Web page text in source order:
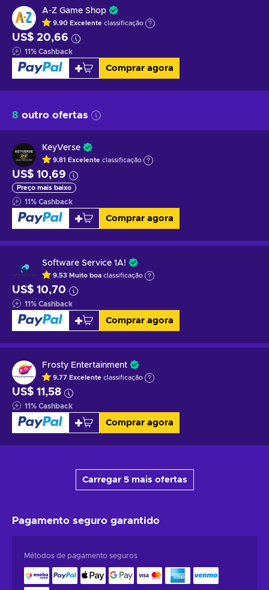
A-Z Game Shop
9.90 Excelente classificação
US$ 20,66
11% Cashback
Comprar agora
8 outro ofertas
KeyVerse
9.81 Excelente classificação
US$ 10,69
Preço mais baixo
11% Cashback
Comprar agora
Software Service 1A!
9.53 Muito boa classificação
US$ 10,70
11% Cashback
Comprar agora
Frosty Entertainment
9.77 Excelente classificação
US$ 11,58
11% Cashback
Comprar agora
Carregar 5 mais ofertas
Pagamento seguro garantido
Métodos de pagamento seguros